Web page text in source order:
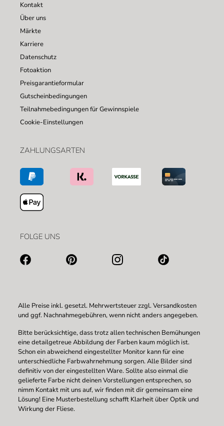
Kontakt
Über uns
Märkte
Karriere
Datenschutz
Fotoaktion
Preisgarantieformular
Gutscheinbedingungen
Teilnahmebedingungen für Gewinnspiele
Cookie-Einstellungen
ZAHLUNGSARTEN
FOLGE UNS
Alle Preise inkl. gesetzl. Mehrwertsteuer zzgl.Versandkosten
und ggf. Nachnahmegebühren, wenn nicht anders angegeben.
Bitte berücksichtige, dass trotz allen technischen Bemühungen
eine detailgetreue Abbildung der Farben kaum möglich ist.
Schon ein abweichend eingestellter Monitor kann für eine
unterschiedliche Farbwahrnehmung sorgen. Alle Bilder sind
definitiv von der eingestellten Ware. Sollte also einmal die
gelieferte Farbe nicht deinen Vorstellungen entsprechen, so
nimm Kontakt mit uns auf, wir finden mit dir gemeinsam eine
Lösung! Eine Musterbestellung schafft Klarheit über Optik und
Wirkung der Fliese.